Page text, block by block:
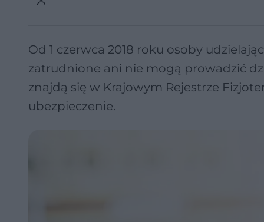
Od 1 czerwca 2018 roku osoby
zatrudnione ani nie mogą prowadzić
znajdą się w Krajowym Rejestrze
ubezpieczenie.